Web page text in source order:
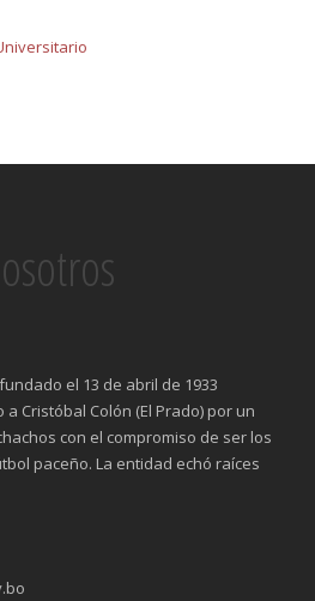
el 13 de abril de 1933
Cristóbal Colón (El Prado) por un
con el compromiso de ser los
paceño. La entidad echó raíces